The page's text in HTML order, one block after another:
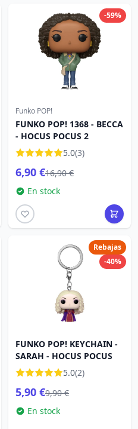
-59%
Funko POP!
FUNKO POP! 1368 - BECCA
- HOCUS POCUS 2
5.0(3)
6,90 €16,90 €
En stock
Rebajas
-40%
FUNKO POP! KEYCHAIN -
SARAH - HOCUS POCUS
5.0(2)
5,90 €9,90 €
En stock